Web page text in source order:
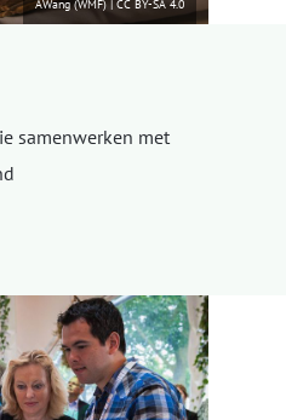
AWang (WMF) | CC BY-SA 4.0
samenwerken met